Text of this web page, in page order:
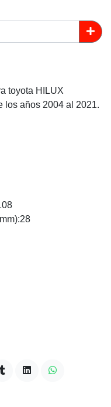
toyota HILUX
los años 2004 al 2021.